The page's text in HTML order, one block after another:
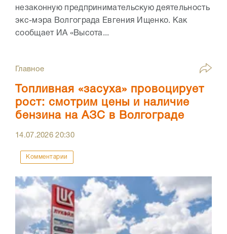
незаконную предпринимательскую деятельность
экс-мэра Волгограда Евгения Ищенко. Как
сообщает ИА «Высота...
Главное
Топливная «засуха» провоцирует
рост: смотрим цены и наличие
бензина на АЗС в Волгограде
14.07.202620:30
Комментарии